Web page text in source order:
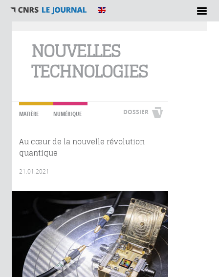
NOUVELLES
TECHNOLOGIES
MATIÈRE NUMÉRIQUE DOSSIER
Au cœur de la nouvelle révolution
quantique
21.01.2021